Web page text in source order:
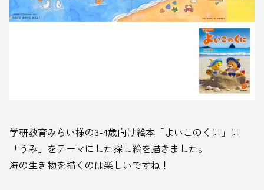
学研教育みらい様の3-4歳向け絵本「よいこのくに」に
「うみ」をテーマにした探し絵を描きました。
海の生き物を描くのは楽しいですね！